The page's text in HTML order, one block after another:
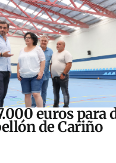
euros para
de Cariño